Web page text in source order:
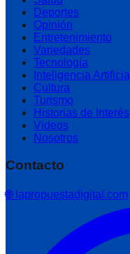
Deportes
Opinión
Entretenimiento
Variedades
Tecnología
Inteligencia Artificial
Cultura
Turismo
Historias de Interés
Videos
Nosotros
Contacto
🌐 lapropuestadigital.com